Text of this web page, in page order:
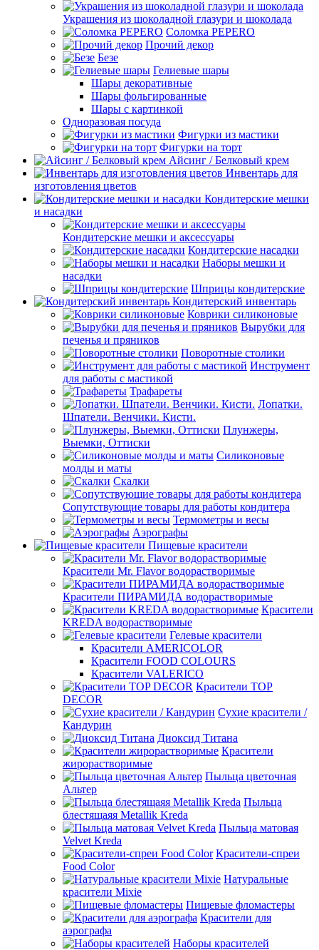
Украшения из шоколадной глазури и шоколада
Соломка PEPERO
Прочий декор
Безе
Гелиевые шары
Шары декоративные
Шары фольгированные
Шары с картинкой
Одноразовая посуда
Фигурки из мастики
Фигурки на торт
Айсинг / Белковый крем
Инвентарь для
изготовления цветов
Кондитерские мешки
и насадки
Кондитерские мешки и аксессуары
Кондитерские насадки
Наборы мешки и
насадки
Шприцы кондитерские
Кондитерский инвентарь
Коврики силиконовые
Вырубки для
печенья и пряников
Поворотные столики
Инструмент
для работы с мастикой
Трафареты
Лопатки.
Шпатели. Венчики. Кисти.
Плунжеры,
Выемки, Оттиски
Силиконовые
молды и маты
Скалки
Сопутствующие товары для работы кондитера
Термометры и весы
Аэрографы
Пищевые красители
Красители Mr. Flavor водорастворимые
Красители ПИРАМИДА водорастворимые
Красители
KREDA водорастворимые
Гелевые красители
Красители AMERICOLOR
Красители FOOD COLOURS
Красители VALERICO
Красители TOP
DECOR
Сухие красители /
Кандурин
Диоксид Титана
Красители
жирорастворимые
Пыльца цветочная
Альтер
Пыльца
блестящаяя Metallik Kreda
Пыльца матовая
Velvet Kreda
Красители-спреи
Food Color
Натуральные
красители Mixie
Пищевые фломастеры
Красители для
аэрографа
Наборы красителей